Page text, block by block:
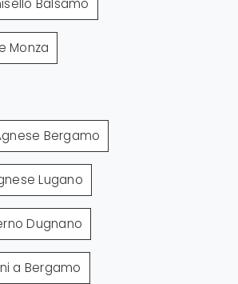
Balsamo
Monza
Bergamo
Lugano
Dugnano
a Bergamo